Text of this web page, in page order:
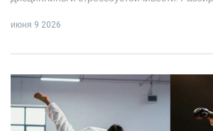
июня 9 2026